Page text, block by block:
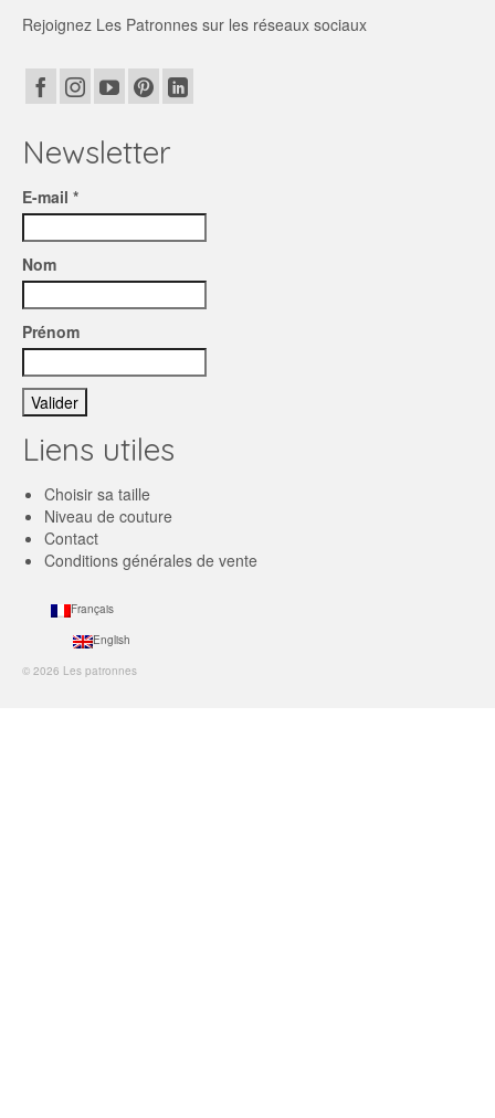
Rejoignez Les Patronnes sur les réseaux sociaux
Newsletter
E-mail *
Nom
Prénom
Liens utiles
Choisir sa taille
Niveau de couture
Contact
Conditions générales de vente
Français
English
© 2026 Les patronnes